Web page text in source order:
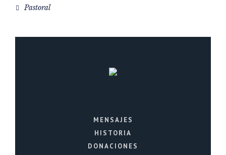
Pastoral
MENSAJES
HISTORIA
DONACIONES